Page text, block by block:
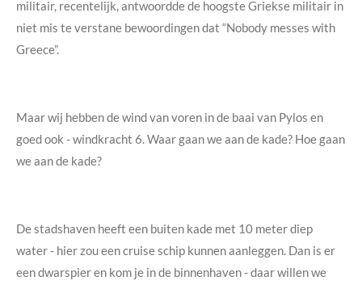
militair, recentelijk, antwoordde de hoogste Griekse militair in
niet mis te verstane bewoordingen dat “Nobody messes with
Greece”.
Maar wij hebben de wind van voren in de baai van Pylos en
goed ook - windkracht 6. Waar gaan we aan de kade? Hoe gaan
we aan de kade?
De stadshaven heeft een buiten kade met 10 meter diep
water - hier zou een cruise schip kunnen aanleggen. Dan is er
een dwarspier en kom je in de binnenhaven - daar willen we